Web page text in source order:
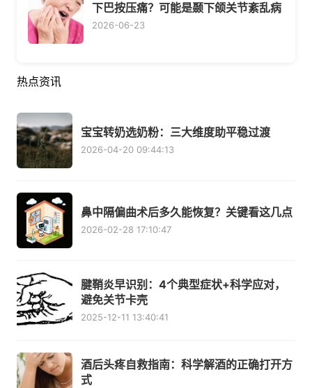
下巴按压痛？可能是颞下颌关节紊乱病
2026-06-23
热点资讯
宝宝转奶选奶粉：三大维度助平稳过渡
2026-04-20 09:44:13
鼻中隔偏曲术后多久能恢复？关键看这几点
2026-02-28 17:10:47
腱鞘炎早识别：4个典型症状+科学应对，
避免关节卡壳
2025-12-11 13:40:41
酒后头疼自救指南：科学解酒的正确打开方
式